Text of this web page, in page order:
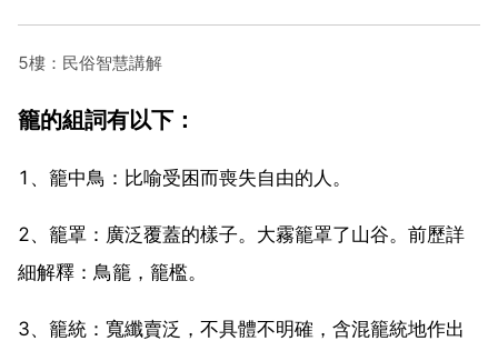
5樓：民俗智慧講解
籠的組詞有以下：
1、籠中鳥：比喻受困而喪失自由的人。
2、籠罩：廣泛覆蓋的樣子。大霧籠罩了山谷。前歷詳
細解釋：鳥籠，籠檻。
3、籠統：寬纖賣泛，不具體不明確，含混籠統地作出